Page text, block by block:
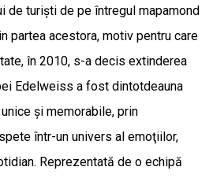
de turişti de pe întregul mapamond
partea acestora, motiv pentru care
în 2010, s-a decis extinderea
Edelweiss a fost dintotdeauna
şi memorabile, prin
într-un univers al emoţiilor,
Reprezentată de o echipă